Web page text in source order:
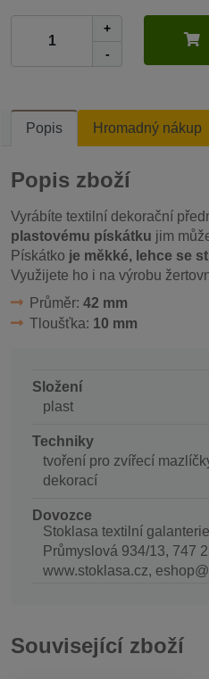
+
-
Popis Hromadný nákup
Popis zboží
Vyrábíte textilní dekorační
plastovému pískátku jim
Pískátko je měkké, lehce se
Využijete ho i na výrobu
Průměr: 42 mm
Tloušťka: 10 mm
Složení
plast
Techniky
tvoření pro zvířecí
dekorací
Dovozce
Stoklasa textilní
Průmyslová 934/13, 747
www.stoklasa.cz,
Související zboží